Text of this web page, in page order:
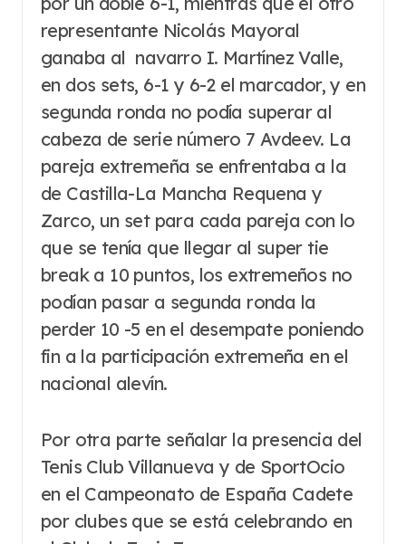
representante Nicolás Mayoral
ganaba al navarro I. Martínez Valle,
en dos sets, 6-1 y 6-2 el marcador, y en
segunda ronda no podía superar al
cabeza de serie número 7 Avdeev. La
pareja extremeña se enfrentaba a la
de Castilla-La Mancha Requena y
Zarco, un set para cada pareja con lo
que se tenía que llegar al super tie
break a 10 puntos, los extremeños no
podían pasar a segunda ronda la
perder 10 -5 en el desempate poniendo
fin a la participación extremeña en el
nacional alevín.
Por otra parte señalar la presencia del
Tenis Club Villanueva y de SportOcio
en el Campeonato de España Cadete
por clubes que se está celebrando en